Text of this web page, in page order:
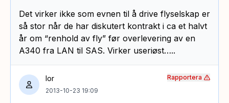
Det virker ikke som evnen til å drive flyselskap er
så stor når de har diskutert kontrakt i ca et halvt
år om “renhold av fly” før overlevering av en
A340 fra LAN til SAS. Virker useriøst…..
Ior
2013-10-23 19:09
Rapportera